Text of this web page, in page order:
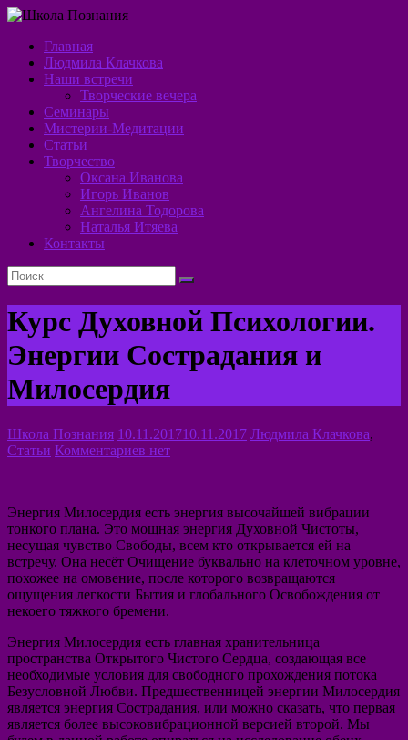
Перейти
содержимому
Школа
Познания
Алхимия
Духа
Главная
Людмила Клачкова
Наши встречи
Творческие вечера
Семинары
Мистерии-Медитации
Статьи
Творчество
Оксана Иванова
Игорь Иванов
Ангелина Тодорова
Наталья Итяева
Контакты
Курс Духовной Психологии.
Энергии Сострадания и
Милосердия
Школа Познания 10.11.201710.11.2017 Людмила Клачкова,
Статьи Комментариев нет
Энергия Милосердия есть энергия высочайшей вибрации
тонкого плана. Это мощная энергия Духовной Чистоты,
несущая чувство Свободы, всем кто открывается ей на
встречу. Она несёт Очищение буквально на клеточном уровне,
похожее на омовение, после которого возвращаются
ощущения легкости Бытия и глобального Освобождения от
некоего тяжкого бремени.
Энергия Милосердия есть главная хранительница
пространства Открытого Чистого Сердца, создающая все
необходимые условия для свободного прохождения потока
Безусловной Любви. Предшественницей энергии Милосердия
является энергия Сострадания, или можно сказать, что первая
является более высоковибрационной версией второй. Мы